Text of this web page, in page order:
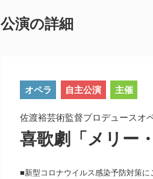
公演の詳細
オペラ 自主公演 主催
佐渡裕芸術監督プロデュースオ
喜歌劇「メリー
■新型コロナウイルス感染予防対策に